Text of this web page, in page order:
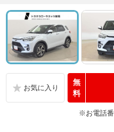
無
料
※お電話番